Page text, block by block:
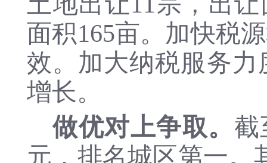
面积165亩。加快税
效。加大纳税服务
增长。
做优对上争取。 截
元，排名城区第一。